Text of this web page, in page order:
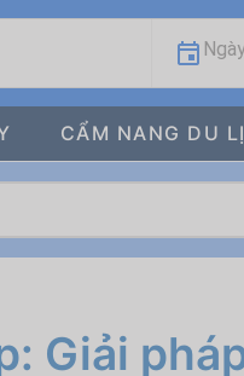
CẨM NANG DU
Giải